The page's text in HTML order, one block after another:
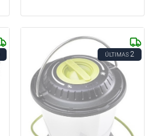
ÚLTIMAS2